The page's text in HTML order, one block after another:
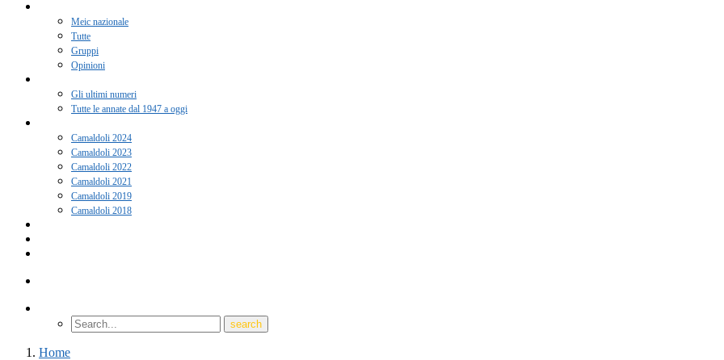
Meic nazionale
Tutte
Gruppi
Opinioni
Gli ultimi numeri
Tutte le annate dal 1947 a oggi
Camaldoli 2024
Camaldoli 2023
Camaldoli 2022
Camaldoli 2021
Camaldoli 2019
Camaldoli 2018
Home